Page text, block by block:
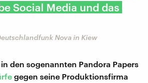
Social Media und das
Nova in Kiew
den sogenannten Pandora Papers
gegen seine Produktionsfirma